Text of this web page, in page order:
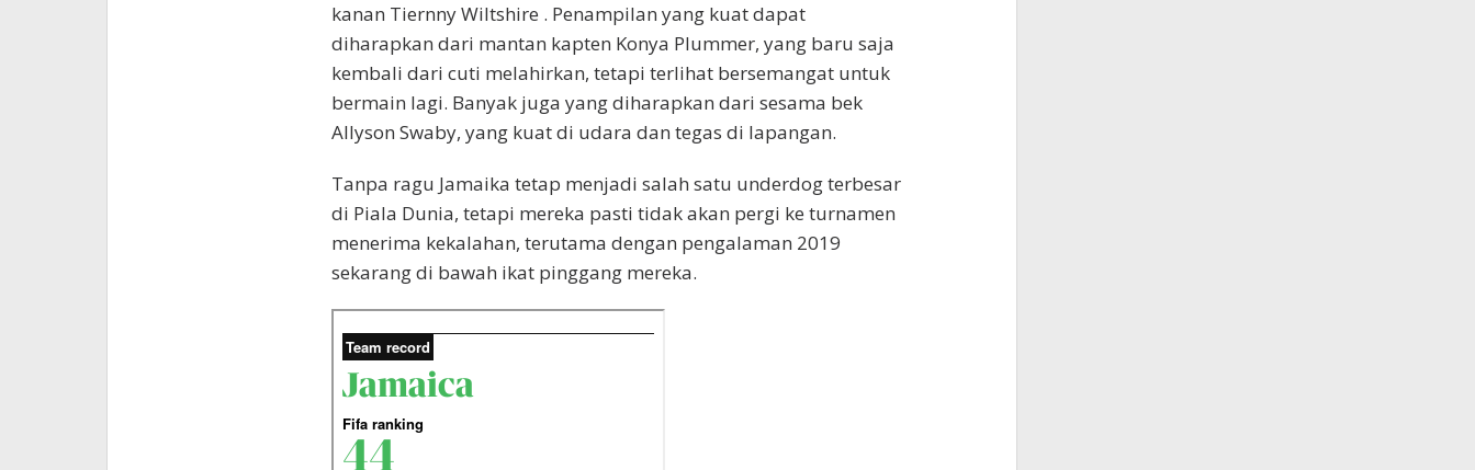
kanan Tiernny Wiltshire . Penampilan yang kuat dapat
diharapkan dari mantan kapten Konya Plummer, yang baru saja
kembali dari cuti melahirkan, tetapi terlihat bersemangat untuk
bermain lagi. Banyak juga yang diharapkan dari sesama bek
Allyson Swaby, yang kuat di udara dan tegas di lapangan.
Tanpa ragu Jamaika tetap menjadi salah satu underdog terbesar
di Piala Dunia, tetapi mereka pasti tidak akan pergi ke turnamen
menerima kekalahan, terutama dengan pengalaman 2019
sekarang di bawah ikat pinggang mereka.